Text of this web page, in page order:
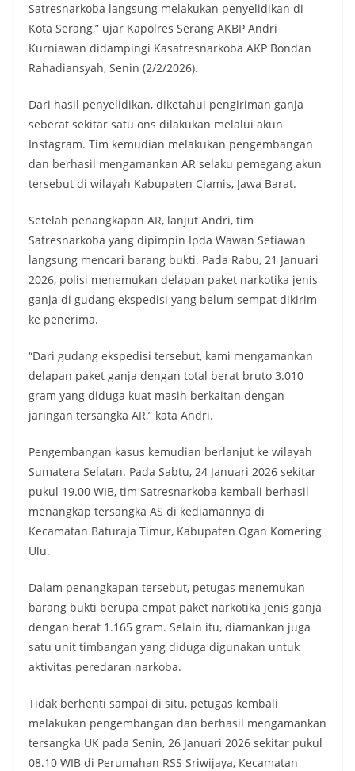
Satresnarkoba langsung melakukan penyelidikan di
Kota Serang,” ujar Kapolres Serang AKBP Andri
Kurniawan didampingi Kasatresnarkoba AKP Bondan
Rahadiansyah, Senin (2/2/2026).
Dari hasil penyelidikan, diketahui pengiriman ganja
seberat sekitar satu ons dilakukan melalui akun
Instagram. Tim kemudian melakukan pengembangan
dan berhasil mengamankan AR selaku pemegang akun
tersebut di wilayah Kabupaten Ciamis, Jawa Barat.
Setelah penangkapan AR, lanjut Andri, tim
Satresnarkoba yang dipimpin Ipda Wawan Setiawan
langsung mencari barang bukti. Pada Rabu, 21 Januari
2026, polisi menemukan delapan paket narkotika jenis
ganja di gudang ekspedisi yang belum sempat dikirim
ke penerima.
“Dari gudang ekspedisi tersebut, kami mengamankan
delapan paket ganja dengan total berat bruto 3.010
gram yang diduga kuat masih berkaitan dengan
jaringan tersangka AR,” kata Andri.
Pengembangan kasus kemudian berlanjut ke wilayah
Sumatera Selatan. Pada Sabtu, 24 Januari 2026 sekitar
pukul 19.00 WIB, tim Satresnarkoba kembali berhasil
menangkap tersangka AS di kediamannya di
Kecamatan Baturaja Timur, Kabupaten Ogan Komering
Ulu.
Dalam penangkapan tersebut, petugas menemukan
barang bukti berupa empat paket narkotika jenis ganja
dengan berat 1.165 gram. Selain itu, diamankan juga
satu unit timbangan yang diduga digunakan untuk
aktivitas peredaran narkoba.
Tidak berhenti sampai di situ, petugas kembali
melakukan pengembangan dan berhasil mengamankan
tersangka UK pada Senin, 26 Januari 2026 sekitar pukul
08.10 WIB di Perumahan RSS Sriwijaya, Kecamatan